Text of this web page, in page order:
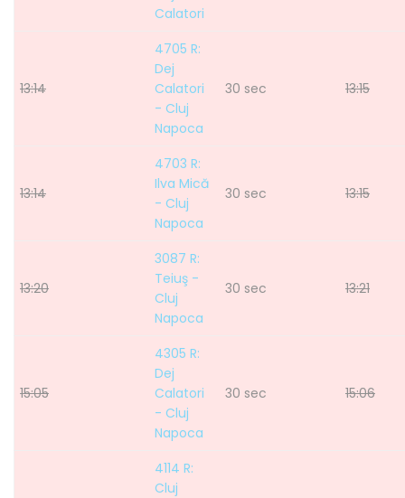
Calatori
13:14
4705 R:
Dej
Calatori
- Cluj
Napoca
30 sec 13:15
13:14
4703 R:
Ilva Mică
- Cluj
Napoca
30 sec 13:15
13:20
3087 R:
Teiuş -
Cluj
Napoca
30 sec 13:21
15:05
4305 R:
Dej
Calatori
- Cluj
Napoca
30 sec 15:06
4114 R:
Cluj